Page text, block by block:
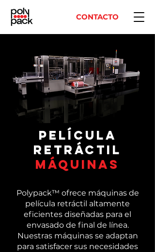
CONTACTO
Película
retráctil
Máquinas
Polypack™ ofrece máquinas de
película retráctil altamente
eficientes diseñadas para el
envasado de final de línea.
Nuestras máquinas se adaptan
para satisfacer sus necesidades